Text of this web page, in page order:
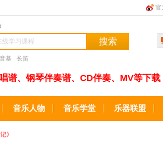
官
搜索
音基 长笛
谱、钢琴伴奏谱、CD伴奏、MV等下载
音乐人物 音乐学堂 乐器联盟
》